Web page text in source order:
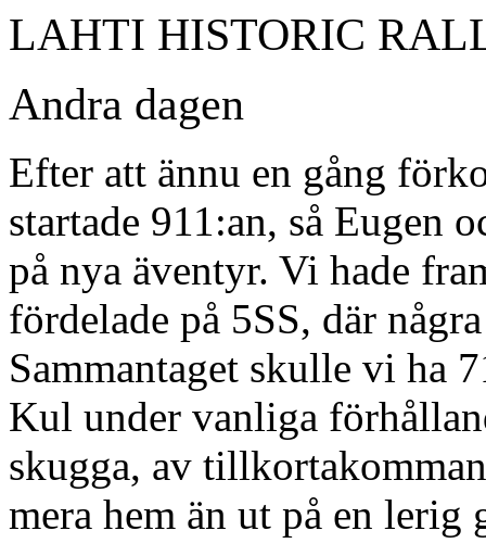
LAHTI HISTORIC
Andra dagen
Efter att ännu en gång
startade 911:an, så Eugen
på nya äventyr. Vi hade
fördelade på 5SS, där
Sammantaget skulle vi ha
Kul under vanliga
skugga, av
mera hem än ut på en lerig